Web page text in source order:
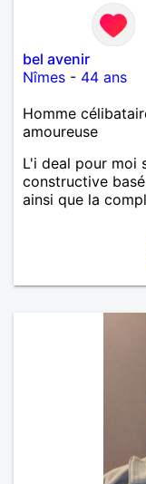
bel avenir
Nîmes - 44 ans
Homme
amoureuse
L'i deal pour moi
constructive
ainsi que la